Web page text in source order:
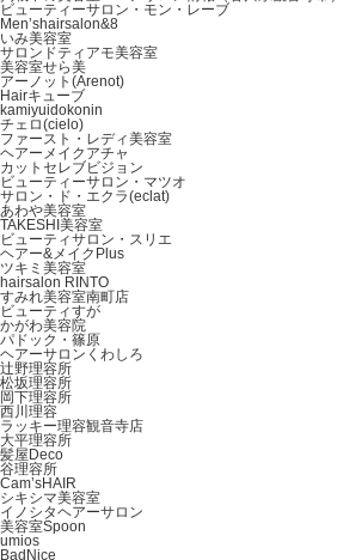
ビューティーサロン・モン・レーブ
Men’shairsalon&8
いみ美容室
サロンドティアモ美容室
美容室せら美
アーノット(Arenot)
Hairキューブ
kamiyuidokonin
チェロ(cielo)
ファースト・レディ美容室
ヘアーメイクアチャ
カットセレブビジョン
ビューティーサロン・マツオ
サロン・ド・エクラ(eclat)
あわや美容室
TAKESHI美容室
ビューティサロン・スリエ
ヘアー&メイクPlus
ツキミ美容室
hairsalon RINTO
すみれ美容室南町店
ビューティすが
かがわ美容院
パドック・篠原
ヘアーサロンくわしろ
辻野理容所
松坂理容所
岡下理容所
西川理容
ラッキー理容観音寺店
大平理容所
髪屋Deco
谷理容所
Cam’sHAIR
シキシマ美容室
イノシタヘアーサロン
美容室Spoon
umios
BadNice